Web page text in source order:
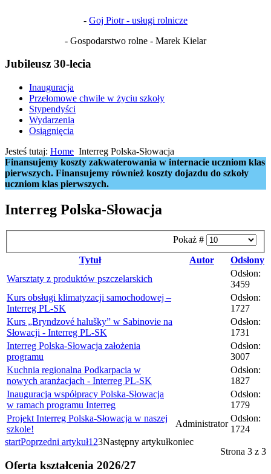
- Goj Piotr - usługi rolnicze
- Gospodarstwo rolne - Marek Kielar
Jubileusz 30-lecia
Inauguracja
Przełomowe chwile w życiu szkoły
Stypendyści
Wydarzenia
Osiągnięcia
Jesteś tutaj: Home Interreg Polska-Słowacja
Finansujemy koszty zakwaterowania w internacie uczniom klas
pierwszych. Finansujemy również koszty dojazdu do szkoły
uczniom klas pierwszych.
Interreg Polska-Słowacja
Pokaż #
Tytuł
Autor
Odsłony
Warsztaty z produktów pszczelarskich
Odsłon:
3459
Kurs obsługi klimatyzacji samochodowej –
Interreg PL-SK
Odsłon:
1727
Kurs „Bryndzové halušky” w Sabinovie na
Słowacji - Interreg PL-SK
Odsłon:
1731
Interreg Polska-Słowacja założenia
programu
Odsłon:
3007
Kuchnia regionalna Podkarpacia w
nowych aranżacjach - Interreg PL-SK
Odsłon:
1827
Inauguracja współpracy Polska-Słowacja
w ramach programu Interreg
Odsłon:
1779
Projekt Interreg Polska-Słowacja w naszej
szkole!
Administrator
Odsłon:
1724
Strona 3 z 3
startPoprzedni artykuł1 23Następny artykułkoniec
Oferta kształcenia 2026/27